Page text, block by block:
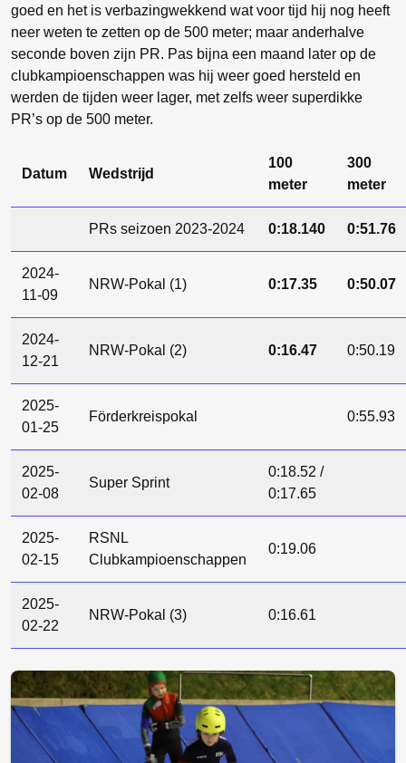
goed en het is verbazingwekkend wat voor tijd hij nog heeft
neer weten te zetten op de 500 meter; maar anderhalve
seconde boven zijn PR. Pas bijna een maand later op de
clubkampioenschappen was hij weer goed hersteld en
werden de tijden weer lager, met zelfs weer superdikke
PR’s op de 500 meter.
Datum Wedstrijd
100
meter
300
meter
PRs seizoen 2023-2024 0:18.140 0:51.76
2024-
11-09
NRW-Pokal (1) 0:17.35 0:50.07
2024-
12-21
NRW-Pokal (2) 0:16.47 0:50.19
2025-
01-25
Förderkreispokal 0:55.93
2025-
02-08
Super Sprint
0:18.52 /
0:17.65
2025-
02-15
RSNL
Clubkampioenschappen
0:19.06
2025-
02-22
NRW-Pokal (3) 0:16.61